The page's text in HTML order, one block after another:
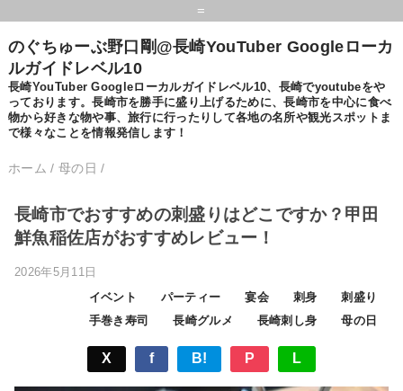
=
のぐちゅーぶ野口剛@長崎YouTuber Googleローカ
ルガイドレベル10
長崎YouTuber Googleローカルガイドレベル10、長崎でyoutubeをや
っております。長崎市を勝手に盛り上げるために、長崎市を中心に食べ
物から好きな物や事、旅行に行ったりして各地の名所や観光スポットま
で様々なことを情報発信します！
ホーム / 母の日 /
長崎市でおすすめの刺盛りはどこですか？甲田
鮮魚稲佐店がおすすめレビュー！
2026年5月11日
イベント
パーティー 宴会 刺身
刺盛り
手巻き寿司
長崎グルメ 長崎刺し身 母の日
X f B! P L